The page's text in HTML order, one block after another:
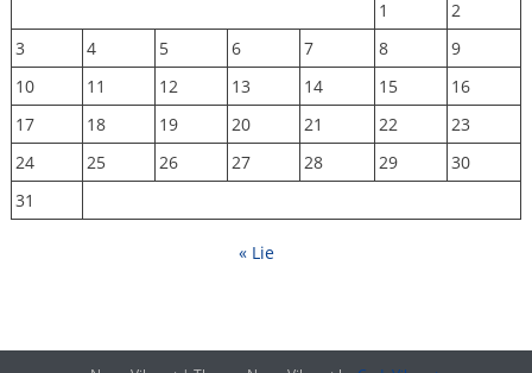
1
2
3
4 5 6 7 8
9
10
11 12 13 14 15
16
17
18 19 20 21 22
23
24
25 26 27 28 29
30
31
« Lie